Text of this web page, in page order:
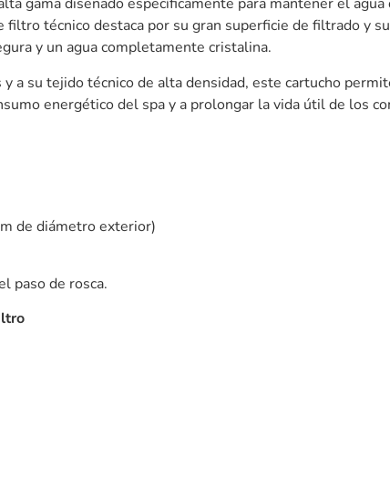
gama diseñado específicamente para mantener el agua
técnico destaca por su gran superficie de filtrado y
y un agua completamente cristalina.
a su tejido técnico de alta densidad, este cartucho
energético del spa y a prolongar la vida útil de los
de diámetro exterior)
paso de rosca.